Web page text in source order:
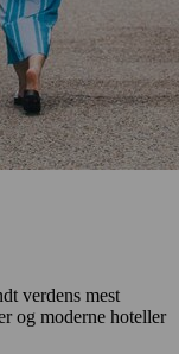
verdens mest
og moderne hoteller